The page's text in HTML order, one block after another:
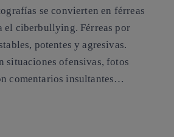
se convierten en férreas
el ciberbullying. Férreas por
potentes y agresivas.
situaciones ofensivas, fotos
comentarios insultantes…